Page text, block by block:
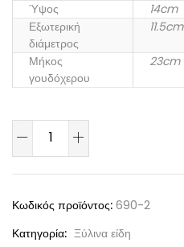
Ύψος
14cm
Εξωτερική
διάμετρος
11.5cm
Μήκος
γουδόχερου
23cm
Κωδικός προϊόντος: 690-2
Κατηγορία: Ξύλινα είδη